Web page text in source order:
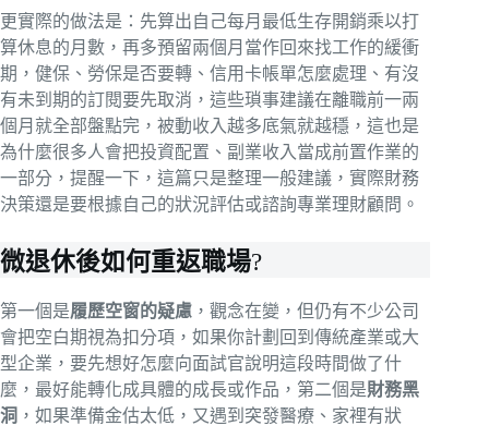
更實際的做法是：先算出自己每月最低生存開銷乘以打
算休息的月數，再多預留兩個月當作回來找工作的緩衝
期，健保、勞保是否要轉、信用卡帳單怎麼處理、有沒
有未到期的訂閱要先取消，這些瑣事建議在離職前一兩
個月就全部盤點完，被動收入越多底氣就越穩，這也是
為什麼很多人會把投資配置、副業收入當成前置作業的
一部分，提醒一下，這篇只是整理一般建議，實際財務
決策還是要根據自己的狀況評估或諮詢專業理財顧問。
微退休後如何重返職場?
第一個是履歷空窗的疑慮 ，觀念在變，但仍有不少公司
會把空白期視為扣分項，如果你計劃回到傳統產業或大
型企業，要先想好怎麼向面試官說明這段時間做了什
麼，最好能轉化成具體的成長或作品，第二個是財務黑
洞 ，如果準備金估太低，又遇到突發醫療、家裡有狀